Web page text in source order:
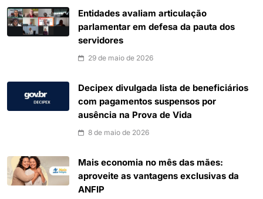
Entidades avaliam articulação
parlamentar em defesa da pauta dos
servidores
29 de maio de 2026
Decipex divulgada lista de beneficiários
com pagamentos suspensos por
ausência na Prova de Vida
8 de maio de 2026
Mais economia no mês das mães:
aproveite as vantagens exclusivas da
ANFIP